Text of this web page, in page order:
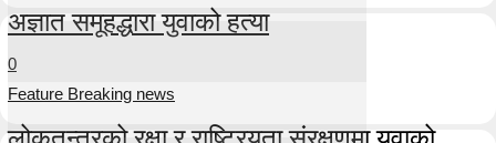
अज्ञात समूहद्धारा युवाको हत्या
0
Feature Breaking news